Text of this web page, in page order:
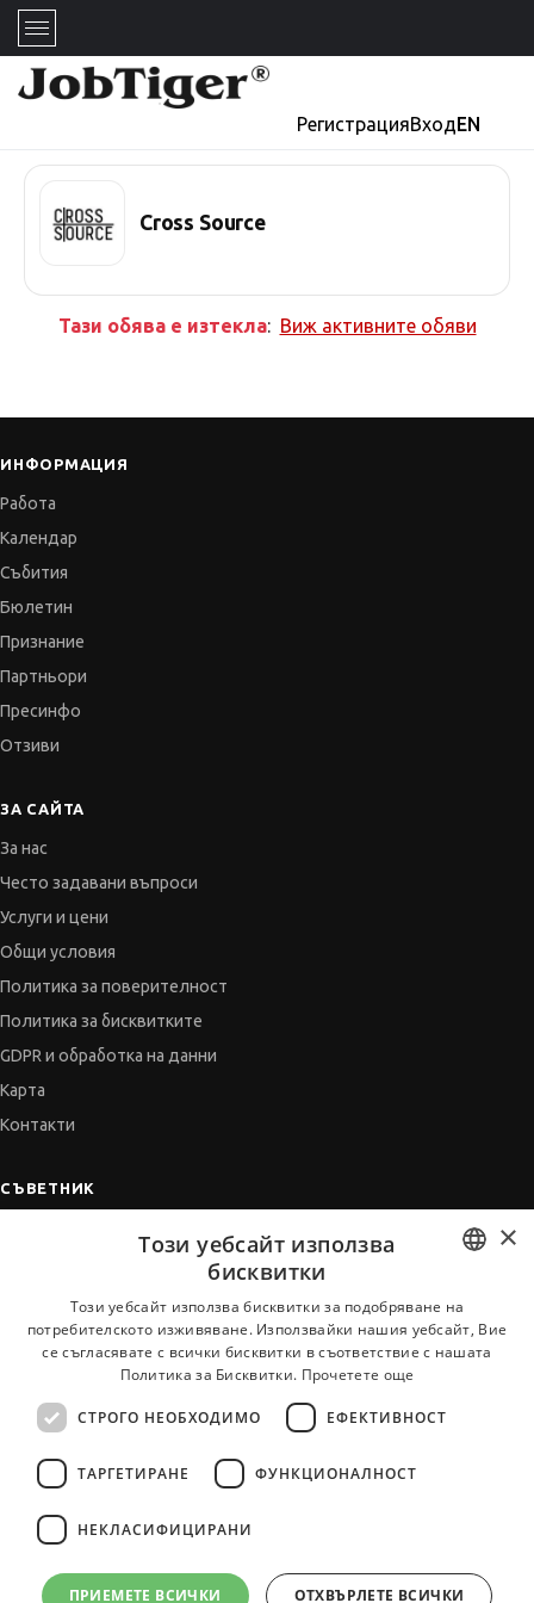
РегистрацияВходEN
Cross Source
Тази обява е изтекла: Виж активните обяви
ИНФОРМАЦИЯ
Работа
Календар
Събития
Бюлетин
Признание
Партньори
Пресинфо
Отзиви
ЗА САЙТА
За нас
Често задавани въпроси
Услуги и цени
Общи условия
Политика за поверителност
Политика за бисквитките
GDPR и обработка на данни
Карта
Контакти
СЪВЕТНИК
Когато получим оферта
Vihra AI
За новодошли
Всички услуги на JobTiger
BULGARIAN
ENGLISH
×
Този уебсайт използва
бисквитки
Този уебсайт използва бисквитки за подобряване на
потребителското изживяване. Използвайки нашия уебсайт, Вие
се съгласявате с всички бисквитки в съответствие с нашата
Политика за Бисквитки. Прочетете още
СТРОГО НЕОБХОДИМО ЕФЕКТИВНОСТ
ТАРГЕТИРАНЕ ФУНКЦИОНАЛНОСТ
НЕКЛАСИФИЦИРАНИ
ПРИЕМЕТЕ ВСИЧКИ ОТХВЪРЛЕТЕ ВСИЧКИ